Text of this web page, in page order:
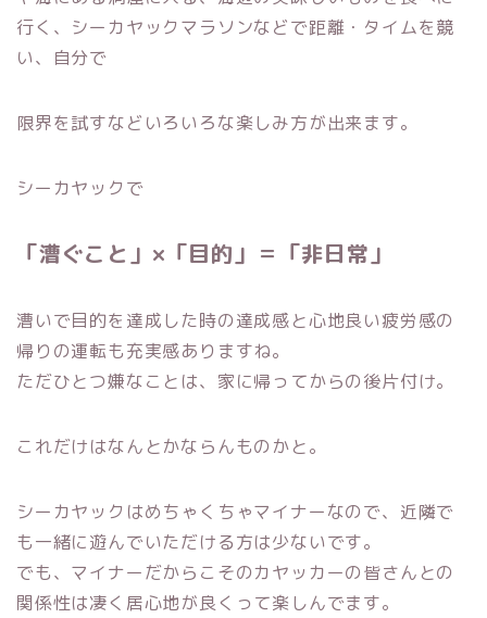
行く、シーカヤックマラソンなどで距離・タイムを競
い、自分で
限界を試すなどいろいろな楽しみ方が出来ます。
シーカヤックで
「漕ぐこと」×「目的」＝「非日常」
漕いで目的を達成した時の達成感と心地良い疲労感の
帰りの運転も充実感ありますね。
ただひとつ嫌なことは、家に帰ってからの後片付け。
これだけはなんとかならんものかと。
シーカヤックはめちゃくちゃマイナーなので、近隣で
も一緒に遊んでいただける方は少ないです。
でも、マイナーだからこそのカヤッカーの皆さんとの
関係性は凄く居心地が良くって楽しんでます。